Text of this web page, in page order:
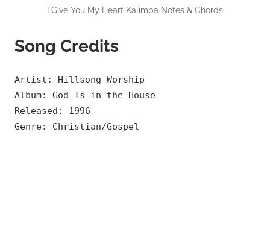
I Give You My Heart Kalimba Notes & Chords
Song Credits
Artist: Hillsong Worship
Album: God Is in the House
Released: 1996
Genre: Christian/Gospel